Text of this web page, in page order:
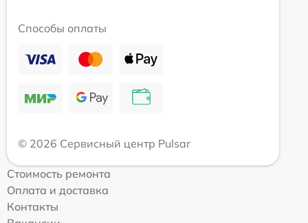
Способы оплаты
© 2026 Сервисный центр Pulsar
Стоимость ремонта
Оплата и доставка
Контакты